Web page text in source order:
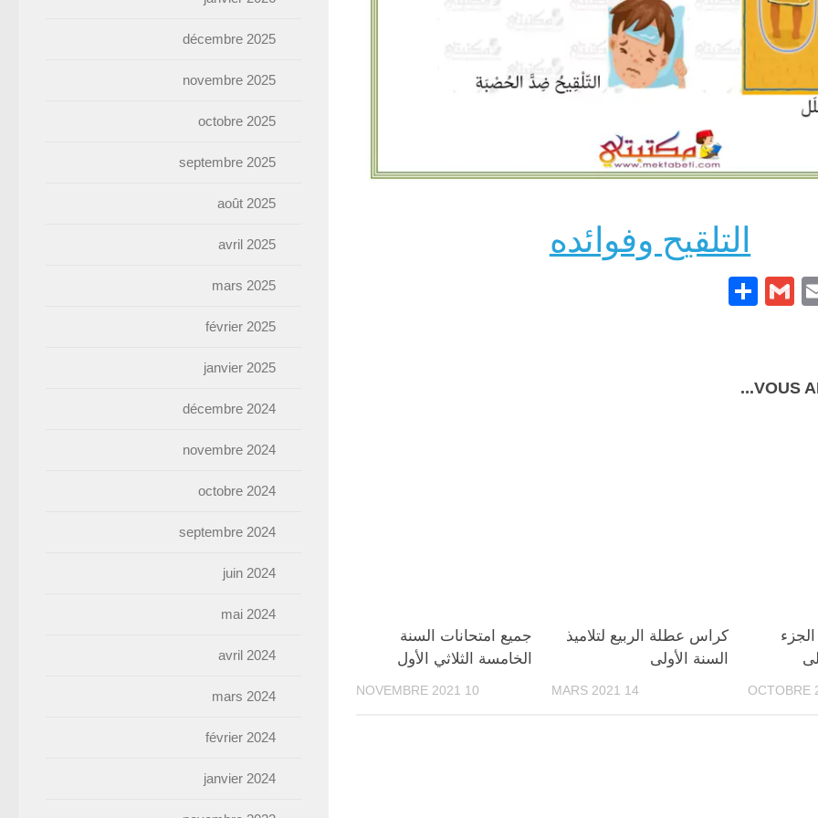
التلقيح وفوائده
Email
Gmail
VOUS
جميع امتحانات السنة
الخامسة الثلاثي الأول
10 NOVEMBRE 2021
كراس عطلة الربيع لتلاميذ
السنة الأولى
14 MARS 2021
الجزء
décembre 2025
novembre 2025
octobre 2025
septembre 2025
août 2025
avril 2025
mars 2025
février 2025
janvier 2025
décembre 2024
novembre 2024
octobre 2024
septembre 2024
juin 2024
mai 2024
avril 2024
mars 2024
février 2024
janvier 2024